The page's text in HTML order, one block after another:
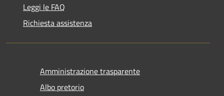
Leggi le FAQ
Richiesta assistenza
Amministrazione trasparente
Albo pretorio